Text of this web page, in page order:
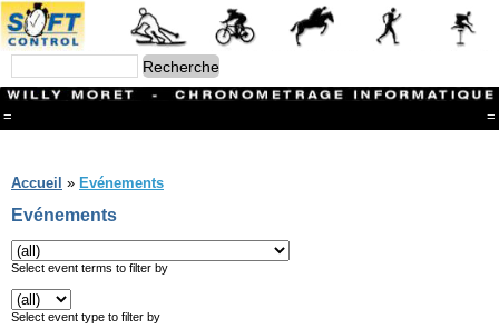
= =
Branches
CONTACT
Ski ALPIN
Triathlon
Ski Nordique
Courses à pieds
Accueil » Evénements
Evénements
Select event terms to filter by
Select event type to filter by